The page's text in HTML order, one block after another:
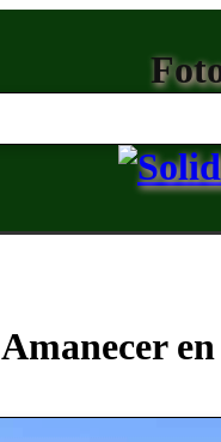
Amanecer